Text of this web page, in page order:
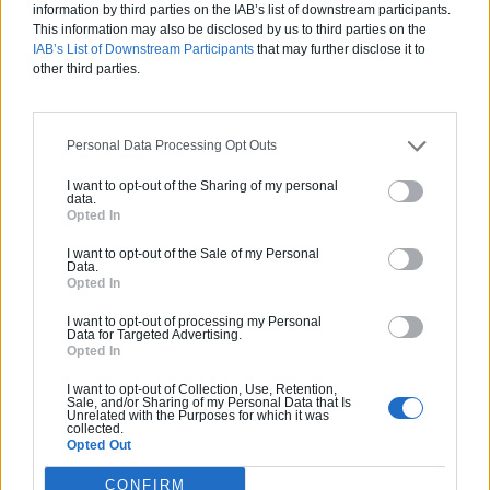
information by third parties on the IAB’s list of downstream participants.
This information may also be disclosed by us to third parties on the
IAB’s List of Downstream Participants that may further disclose it to
other third parties.
Personal Data Processing Opt Outs
I want to opt-out of the Sharing of my personal
data.
Opted In
I want to opt-out of the Sale of my Personal
Data.
Opted In
I want to opt-out of processing my Personal
Data for Targeted Advertising.
Opted In
I want to opt-out of Collection, Use, Retention,
Sale, and/or Sharing of my Personal Data that Is
Unrelated with the Purposes for which it was
collected.
Opted Out
CONFIRM
Activités :Gros œuvre, Borne de recharge
0800 20 03 20
Labels et certifications : RGE
NEW BUILDING
Activités :Salle de bain, Couverture tuiles / petits éléments, Isolation thermique des murs intérieurs, Alarme, Isolation des combles aménageables, Traitement de l'eau, Décrassage / Démoussage de toiture, Cheminée, Terrassement, Plancher chauffant